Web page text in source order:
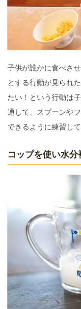
子供が誰かに食べさ
とする行動が見られ
たい！という行動は
通して、スプーンや
できるように練習して
コップを使い水